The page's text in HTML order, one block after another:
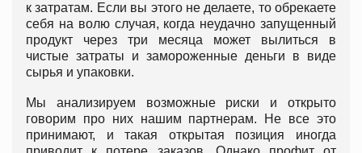
к затратам. Если вы этого не делаете, то обрекаете
себя на волю случая, когда неудачно запущенный
продукт через три месяца может вылиться в
чистые затраты и замороженные деньги в виде
сырья и упаковки.
Мы анализируем возможные риски и открыто
говорим про них нашим партнерам. Не все это
принимают, и такая открытая позиция иногда